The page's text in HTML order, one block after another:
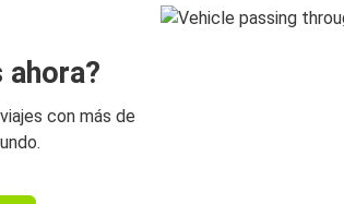
ahora?
con más de